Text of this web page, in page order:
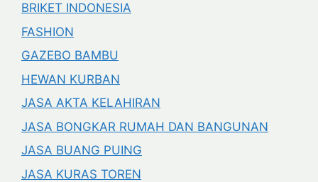
BRIKET INDONESIA
FASHION
GAZEBO BAMBU
HEWAN KURBAN
JASA AKTA KELAHIRAN
JASA BONGKAR RUMAH DAN BANGUNAN
JASA BUANG PUING
JASA KURAS TOREN